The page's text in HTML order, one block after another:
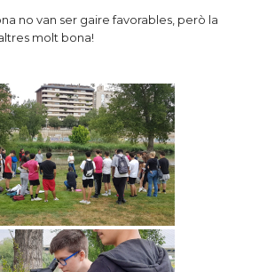
no van ser gaire favorables, però la
molt bona!